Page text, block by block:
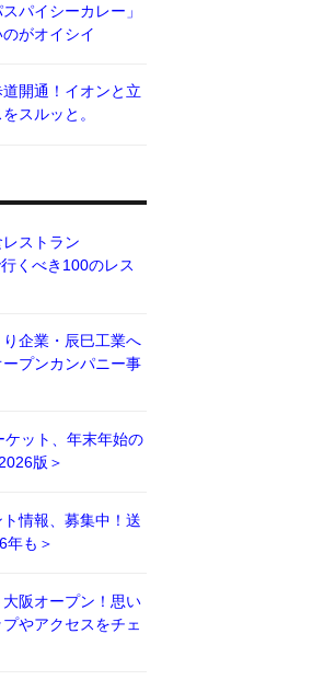
パイシーカレー」
がオイシイ
開通！イオンと立
スルッと。
ストラン
くべき100のレス
企業・辰巳工業へ
プンカンパニー事
ット、年末年始の
版＞
情報、募集中！送
年も＞
阪オープン！思い
やアクセスをチェ